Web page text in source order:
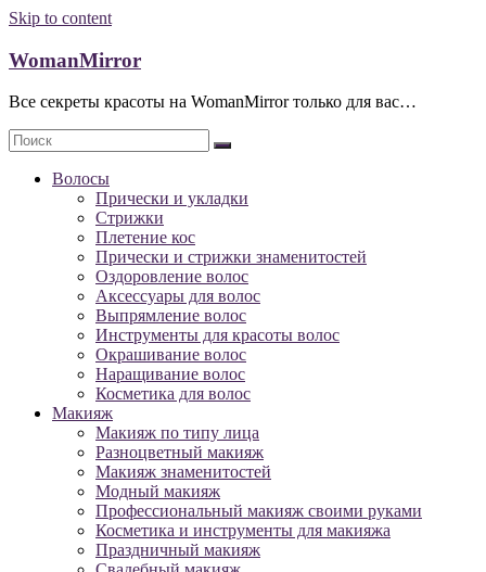
Skip to content
WomanMirror
Все секреты красоты на WomanMirror только для вас…
Волосы
Прически и укладки
Стрижки
Плетение кос
Прически и стрижки знаменитостей
Оздоровление волос
Аксессуары для волос
Выпрямление волос
Инструменты для красоты волос
Окрашивание волос
Наращивание волос
Косметика для волос
Макияж
Макияж по типу лица
Разноцветный макияж
Макияж знаменитостей
Модный макияж
Профессиональный макияж своими руками
Косметика и инструменты для макияжа
Праздничный макияж